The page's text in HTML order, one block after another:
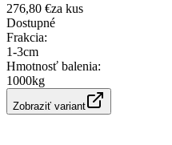
276,80 €za kus
Dostupné
Frakcia:
1-3cm
Hmotnosť balenia:
1000kg
Zobraziť variant